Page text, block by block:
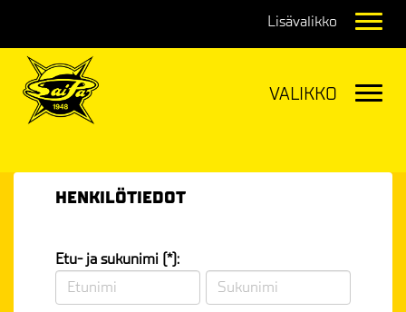
HENKILÖTIEDOT
Etu- ja sukunimi (*):